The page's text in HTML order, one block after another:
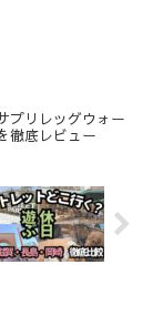
プリレッグウォー
徹底レビュー